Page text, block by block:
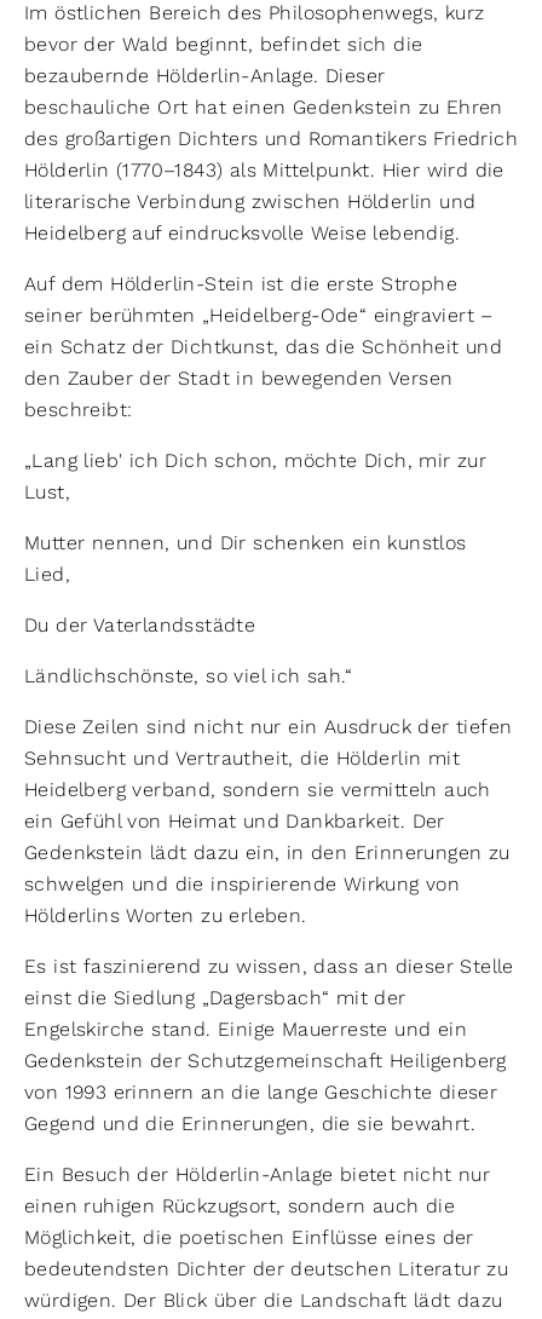
Im östlichen Bereich des Philosophenwegs, kurz
bevor der Wald beginnt, befindet sich die
bezaubernde Hölderlin-Anlage. Dieser
beschauliche Ort hat einen Gedenkstein zu Ehren
des großartigen Dichters und Romantikers Friedrich
Hölderlin (1770–1843) als Mittelpunkt. Hier wird die
literarische Verbindung zwischen Hölderlin und
Heidelberg auf eindrucksvolle Weise lebendig.
Auf dem Hölderlin-Stein ist die erste Strophe
seiner berühmten „Heidelberg-Ode“ eingraviert –
ein Schatz der Dichtkunst, das die Schönheit und
den Zauber der Stadt in bewegenden Versen
beschreibt:
„Lang lieb' ich Dich schon, möchte Dich, mir zur
Lust,
Mutter nennen, und Dir schenken ein kunstlos
Lied,
Du der Vaterlandsstädte
Ländlichschönste, so viel ich sah.“
Diese Zeilen sind nicht nur ein Ausdruck der tiefen
Sehnsucht und Vertrautheit, die Hölderlin mit
Heidelberg verband, sondern sie vermitteln auch
ein Gefühl von Heimat und Dankbarkeit. Der
Gedenkstein lädt dazu ein, in den Erinnerungen zu
schwelgen und die inspirierende Wirkung von
Hölderlins Worten zu erleben.
Es ist faszinierend zu wissen, dass an dieser Stelle
einst die Siedlung „Dagersbach“ mit der
Engelskirche stand. Einige Mauerreste und ein
Gedenkstein der Schutzgemeinschaft Heiligenberg
von 1993 erinnern an die lange Geschichte dieser
Gegend und die Erinnerungen, die sie bewahrt.
Ein Besuch der Hölderlin-Anlage bietet nicht nur
einen ruhigen Rückzugsort, sondern auch die
Möglichkeit, die poetischen Einflüsse eines der
bedeutendsten Dichter der deutschen Literatur zu
würdigen. Der Blick über die Landschaft lädt dazu